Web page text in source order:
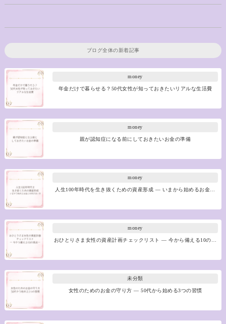
ブログ全体の新着記事
money
年金だけで暮らせる？50代女性が知っておきたいリアルな生活費
money
親が認知症になる前にしておきたいお金の準備
money
人生100年時代を生き抜くための資産形成 ― いまから始めるお金…
money
おひとりさま女性の資産計画チェックリスト ― 今から備える10の…
未分類
女性のためのお金の守り方 ― 50代から始める3つの習慣